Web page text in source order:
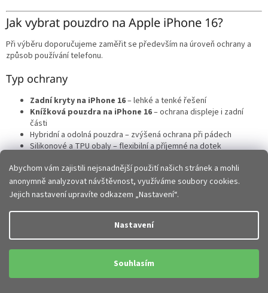
Abychom vám zajistili nejsnadnější použití našich stránek a mohli
anonymně analyzovat návštěvnost, využíváme soubory cookies.
Jejich nastavení upravíte odkazem „Nastavení“.
Nastavení
Souhlasím
u
Jak vybrat pouzdro na Apple iPhone 16?
Při výběru doporučujeme zaměřit se především na úroveň ochrany a
způsob používání telefonu.
Typ ochrany
Zadní kryty na iPhone 16– lehké a tenké řešení
Knížková pouzdra na iPhone 16– ochrana displeje i zadní
části
Hybridní a odolná pouzdra – zvýšená ochrana při pádech
Silikonové a TPU obaly – flexibilní a příjemné na dotek
Každý typ nabízí jinou kombinaci ochrany, designu a pohodlí.
Perfektní kompatibilita a přesné zpracování
Pouzdra na iPhone 16
přesné výřezy pro fotoaparát, tlačítka i konektory
dokonalé přizpůsobení konstrukci telefonu